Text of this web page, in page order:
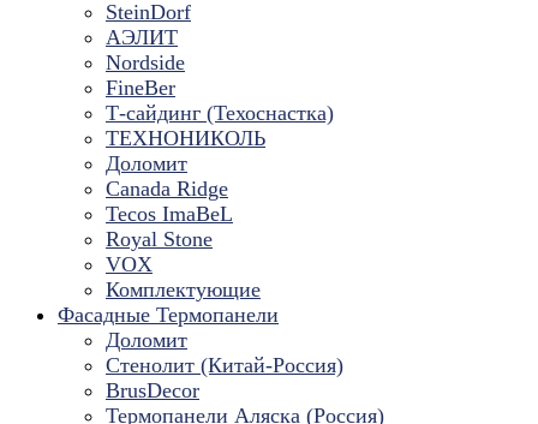
SteinDorf
АЭЛИТ
Nordside
FineBer
Т-сайдинг (Техоснастка)
ТЕХНОНИКОЛЬ
Доломит
Canada Ridge
Tecos ImaBeL
Royal Stone
VOX
Комплектующие
Фасадные Термопанели
Доломит
Стенолит (Китай-Россия)
BrusDecor
Термопанели Аляска (Россия)